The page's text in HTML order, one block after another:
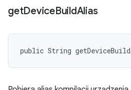
getDeviceBuildAlias
public String